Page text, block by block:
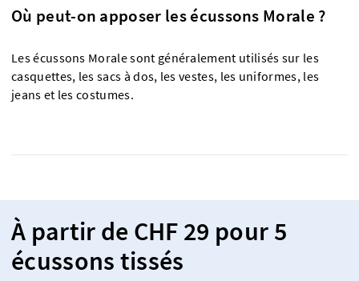
Où peut-on apposer les écussons Morale ?
Les écussons Morale sont généralement utilisés sur les
casquettes, les sacs à dos, les vestes, les uniformes, les
jeans et les costumes.
À partir de CHF 29 pour 5
écussons tissés